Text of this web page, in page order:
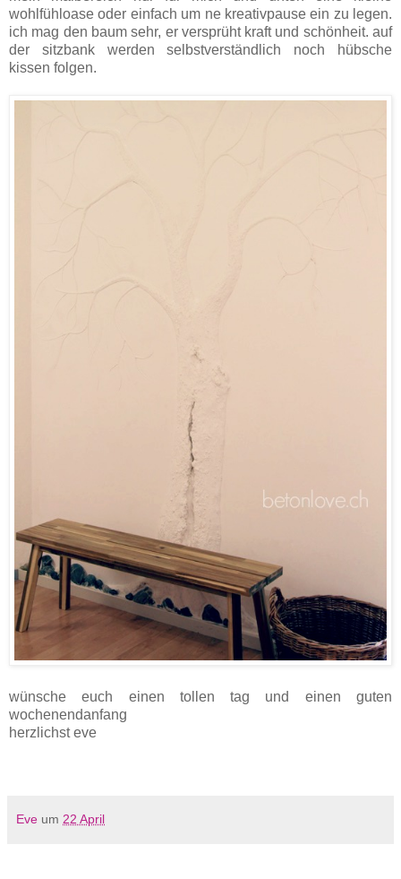
wohlfühloase oder einfach um ne kreativpause ein zu legen.
ich mag den baum sehr, er versprüht kraft und schönheit. auf
der sitzbank werden selbstverständlich noch hübsche
kissen folgen.
wünsche euch einen tollen tag und einen guten
wochenendanfang
herzlichst eve
Eve um 22 April